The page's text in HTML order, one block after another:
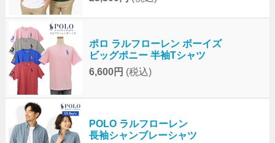
ポロ ラルフローレン ボーイズ
ビッグポニー 半袖Tシャツ
6,600円 (税込)
POLO ラルフローレン
長袖シャンブレーシャツ